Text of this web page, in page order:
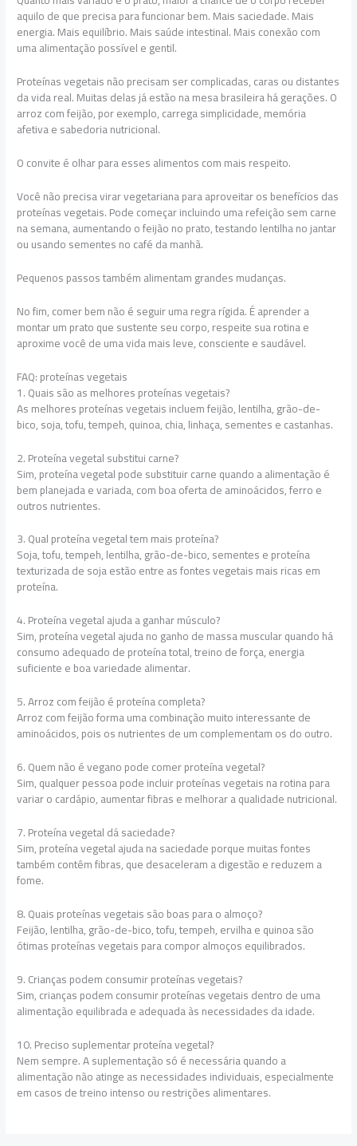
aquilo de que precisa para funcionar bem. Mais saciedade. Mais
energia. Mais equilíbrio. Mais saúde intestinal. Mais conexão com
uma alimentação possível e gentil.
Proteínas vegetais não precisam ser complicadas, caras ou distantes
da vida real. Muitas delas já estão na mesa brasileira há gerações. O
arroz com feijão, por exemplo, carrega simplicidade, memória
afetiva e sabedoria nutricional.
O convite é olhar para esses alimentos com mais respeito.
Você não precisa virar vegetariana para aproveitar os benefícios das
proteínas vegetais. Pode começar incluindo uma refeição sem carne
na semana, aumentando o feijão no prato, testando lentilha no jantar
ou usando sementes no café da manhã.
Pequenos passos também alimentam grandes mudanças.
No fim, comer bem não é seguir uma regra rígida. É aprender a
montar um prato que sustente seu corpo, respeite sua rotina e
aproxime você de uma vida mais leve, consciente e saudável.
FAQ: proteínas vegetais
1. Quais são as melhores proteínas vegetais?
As melhores proteínas vegetais incluem feijão, lentilha, grão-de-
bico, soja, tofu, tempeh, quinoa, chia, linhaça, sementes e castanhas.
2. Proteína vegetal substitui carne?
Sim, proteína vegetal pode substituir carne quando a alimentação é
bem planejada e variada, com boa oferta de aminoácidos, ferro e
outros nutrientes.
3. Qual proteína vegetal tem mais proteína?
Soja, tofu, tempeh, lentilha, grão-de-bico, sementes e proteína
texturizada de soja estão entre as fontes vegetais mais ricas em
proteína.
4. Proteína vegetal ajuda a ganhar músculo?
Sim, proteína vegetal ajuda no ganho de massa muscular quando há
consumo adequado de proteína total, treino de força, energia
suficiente e boa variedade alimentar.
5. Arroz com feijão é proteína completa?
Arroz com feijão forma uma combinação muito interessante de
aminoácidos, pois os nutrientes de um complementam os do outro.
6. Quem não é vegano pode comer proteína vegetal?
Sim, qualquer pessoa pode incluir proteínas vegetais na rotina para
variar o cardápio, aumentar fibras e melhorar a qualidade nutricional.
7. Proteína vegetal dá saciedade?
Sim, proteína vegetal ajuda na saciedade porque muitas fontes
também contêm fibras, que desaceleram a digestão e reduzem a
fome.
8. Quais proteínas vegetais são boas para o almoço?
Feijão, lentilha, grão-de-bico, tofu, tempeh, ervilha e quinoa são
ótimas proteínas vegetais para compor almoços equilibrados.
9. Crianças podem consumir proteínas vegetais?
Sim, crianças podem consumir proteínas vegetais dentro de uma
alimentação equilibrada e adequada às necessidades da idade.
10. Preciso suplementar proteína vegetal?
Nem sempre. A suplementação só é necessária quando a
alimentação não atinge as necessidades individuais, especialmente
em casos de treino intenso ou restrições alimentares.